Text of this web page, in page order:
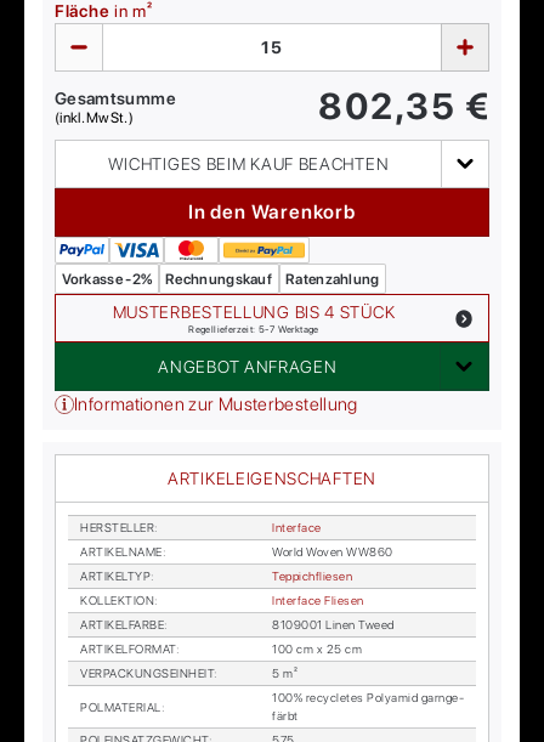
Fläche in m²
Gesamtsumme
(inkl. MwSt.) 802,35 €
WICHTIGES BEIM KAUF BEACHTEN
In den Warenkorb
Vorkasse -2% Rechnungskauf Ratenzahlung
MUSTERBESTELLUNG BIS 4 STÜCK
Regellieferzeit: 5-7 Werktage
ANGEBOT ANFRAGEN
Informationen zur Musterbestellung
ARTIKELEIGENSCHAFTEN
HER­STEL­LER:
In­ter­face
AR­TI­KEL­NA­ME:
World Wo­ven WW860
AR­TI­KEL­TYP:
Tep­pich­flie­sen
KOL­LEK­TI­ON:
In­ter­face Flie­sen
AR­TI­KEL­FAR­BE:
8109001 Li­nen Tweed
AR­TI­KEL­FOR­MAT:
100 cm x 25 cm
VER­PA­CKUNGS­EIN­HEIT: 5 m²
POL­MA­TE­RI­AL :
100% re­cy­cle­tes Po­ly­amid garn­ge­
färbt